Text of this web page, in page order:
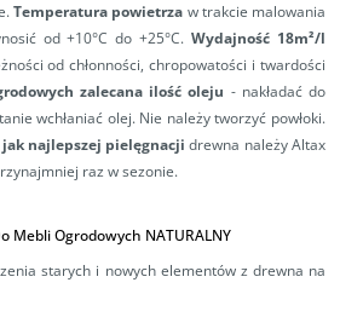
Temperatura powietrza w trakcie malowania
od +10°C do +25°C.Wydajność 18m²/l
od chłonności, chropowatości i twardości
zalecana ilość oleju - nakładać do
wchłaniać olej. Nie należy tworzyć powłoki.
najlepszej pielęgnacji drewna należy Altax
raz w sezonie.
Mebli Ogrodowych NATURALNY
starych i nowych elementów z drewna na